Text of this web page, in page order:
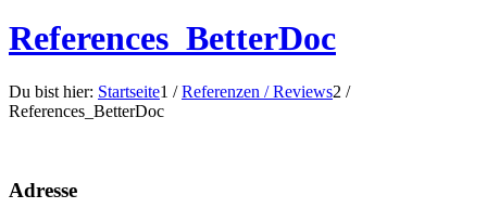
References_BetterDoc
Du bist hier: Startseite1 / Referenzen / Reviews2 /
References_BetterDoc
Adresse